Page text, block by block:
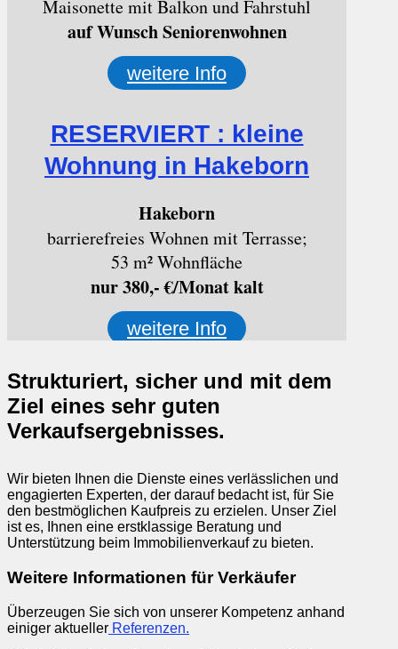
Maisonette mit Balkon und Fahrstuhl
auf Wunsch Seniorenwohnen
weitere Info
RESERVIERT : kleine
Wohnung in Hakeborn
Hakeborn
barrierefreies Wohnen mit Terrasse;
53 m² Wohnfläche
nur 380,- €/Monat kalt
weitere Info
Strukturiert, sicher und mit dem
Ziel eines sehr guten
Verkaufsergebnisses.
Wir bieten Ihnen die Dienste eines verlässlichen und
engagierten Experten, der darauf bedacht ist, für Sie
den bestmöglichen Kaufpreis zu erzielen. Unser Ziel
ist es, Ihnen eine erstklassige Beratung und
Unterstützung beim Immobilienverkauf zu bieten.
Weitere Informationen für Verkäufer
Überzeugen Sie sich von unserer Kompetenz anhand
einiger aktueller Referenzen.